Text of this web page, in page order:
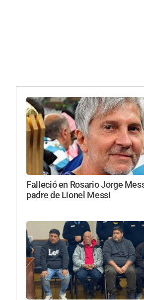
Falleció en Rosario Jorge
padre de Lionel Messi